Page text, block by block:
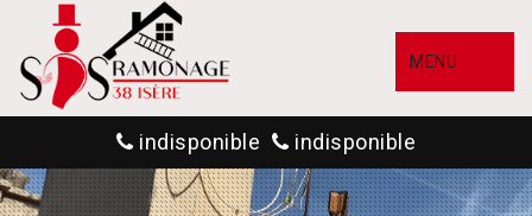
MENU
indisponible indisponible